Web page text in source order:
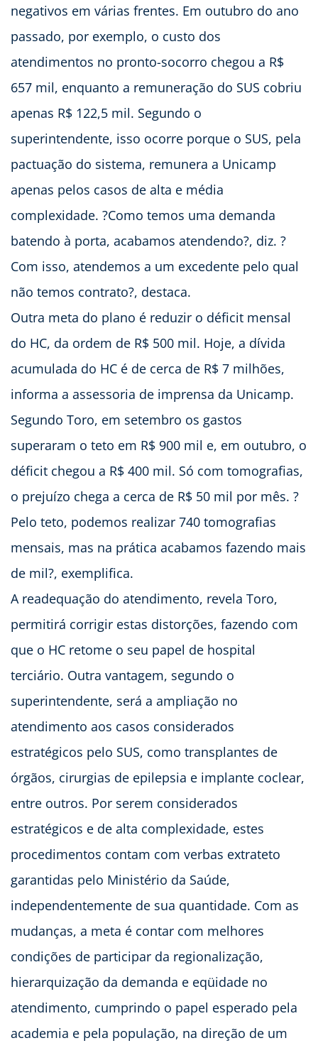
negativos em várias frentes. Em outubro do ano
passado, por exemplo, o custo dos
atendimentos no pronto-socorro chegou a R$
657 mil, enquanto a remuneração do SUS cobriu
apenas R$ 122,5 mil. Segundo o
superintendente, isso ocorre porque o SUS, pela
pactuação do sistema, remunera a Unicamp
apenas pelos casos de alta e média
complexidade. ?Como temos uma demanda
batendo à porta, acabamos atendendo?, diz. ?
Com isso, atendemos a um excedente pelo qual
não temos contrato?, destaca.
Outra meta do plano é reduzir o déficit mensal
do HC, da ordem de R$ 500 mil. Hoje, a dívida
acumulada do HC é de cerca de R$ 7 milhões,
informa a assessoria de imprensa da Unicamp.
Segundo Toro, em setembro os gastos
superaram o teto em R$ 900 mil e, em outubro, o
déficit chegou a R$ 400 mil. Só com tomografias,
o prejuízo chega a cerca de R$ 50 mil por mês. ?
Pelo teto, podemos realizar 740 tomografias
mensais, mas na prática acabamos fazendo mais
de mil?, exemplifica.
A readequação do atendimento, revela Toro,
permitirá corrigir estas distorções, fazendo com
que o HC retome o seu papel de hospital
terciário. Outra vantagem, segundo o
superintendente, será a ampliação no
atendimento aos casos considerados
estratégicos pelo SUS, como transplantes de
órgãos, cirurgias de epilepsia e implante coclear,
entre outros. Por serem considerados
estratégicos e de alta complexidade, estes
procedimentos contam com verbas extrateto
garantidas pelo Ministério da Saúde,
independentemente de sua quantidade. Com as
mudanças, a meta é contar com melhores
condições de participar da regionalização,
hierarquização da demanda e eqüidade no
atendimento, cumprindo o papel esperado pela
academia e pela população, na direção de um